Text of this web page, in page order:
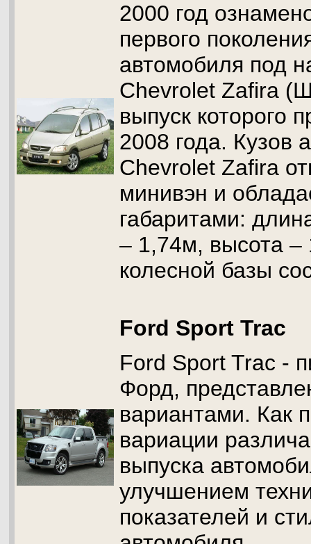
2000 год
первого
автомобиля под
Chevrolet Zafira
выпуск которого
2008 года. Кузов
Chevrolet Zafira
минивэн и
габаритами:
– 1,74м, высота
колесной базы
Ford Sport Trac
Ford Sport Trac -
Форд,
вариантами. Как
вариации
выпуска
улучшением
показателей и